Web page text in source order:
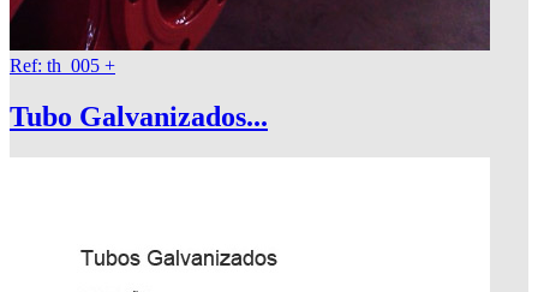
Ref: th_005 +
Tubo Galvanizados...